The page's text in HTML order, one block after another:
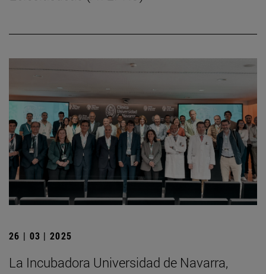
26 | 03 | 2025
La Incubadora Universidad de Navarra,